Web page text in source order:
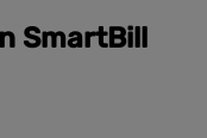
SmartBill